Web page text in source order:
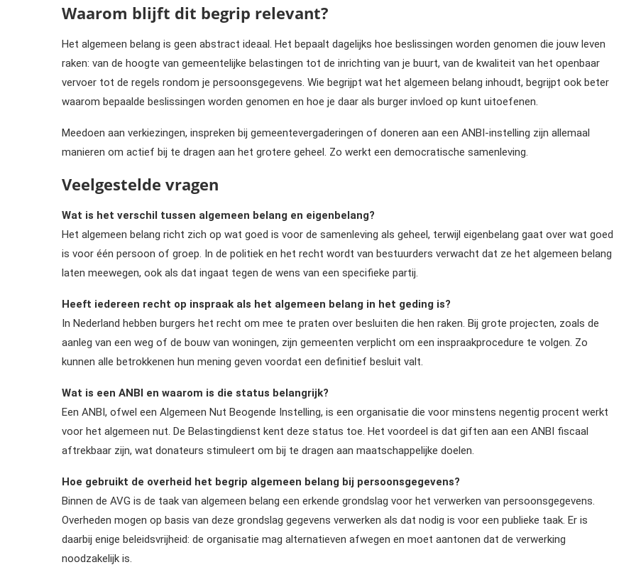
Waarom blijft dit begrip relevant?
Het algemeen belang is geen abstract ideaal. Het bepaalt dagelijks hoe beslissingen worden genomen die jouw leven
raken: van de hoogte van gemeentelijke belastingen tot de inrichting van je buurt, van de kwaliteit van het openbaar
vervoer tot de regels rondom je persoonsgegevens. Wie begrijpt wat het algemeen belang inhoudt, begrijpt ook beter
waarom bepaalde beslissingen worden genomen en hoe je daar als burger invloed op kunt uitoefenen.
Meedoen aan verkiezingen, inspreken bij gemeentevergaderingen of doneren aan een ANBI-instelling zijn allemaal
manieren om actief bij te dragen aan het grotere geheel. Zo werkt een democratische samenleving.
Veelgestelde vragen
Wat is het verschil tussen algemeen belang en eigenbelang?
Het algemeen belang richt zich op wat goed is voor de samenleving als geheel, terwijl eigenbelang gaat over wat goed
is voor één persoon of groep. In de politiek en het recht wordt van bestuurders verwacht dat ze het algemeen belang
laten meewegen, ook als dat ingaat tegen de wens van een specifieke partij.
Heeft iedereen recht op inspraak als het algemeen belang in het geding is?
In Nederland hebben burgers het recht om mee te praten over besluiten die hen raken. Bij grote projecten, zoals de
aanleg van een weg of de bouw van woningen, zijn gemeenten verplicht om een inspraakprocedure te volgen. Zo
kunnen alle betrokkenen hun mening geven voordat een definitief besluit valt.
Wat is een ANBI en waarom is die status belangrijk?
Een ANBI, ofwel een Algemeen Nut Beogende Instelling, is een organisatie die voor minstens negentig procent werkt
voor het algemeen nut. De Belastingdienst kent deze status toe. Het voordeel is dat giften aan een ANBI fiscaal
aftrekbaar zijn, wat donateurs stimuleert om bij te dragen aan maatschappelijke doelen.
Hoe gebruikt de overheid het begrip algemeen belang bij persoonsgegevens?
Binnen de AVG is de taak van algemeen belang een erkende grondslag voor het verwerken van persoonsgegevens.
Overheden mogen op basis van deze grondslag gegevens verwerken als dat nodig is voor een publieke taak. Er is
daarbij enige beleidsvrijheid: de organisatie mag alternatieven afwegen en moet aantonen dat de verwerking
noodzakelijk is.